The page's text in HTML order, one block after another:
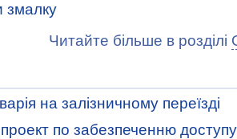
змалку
Читайте більше в розділі
на залізничному переїзді
по забезпеченню